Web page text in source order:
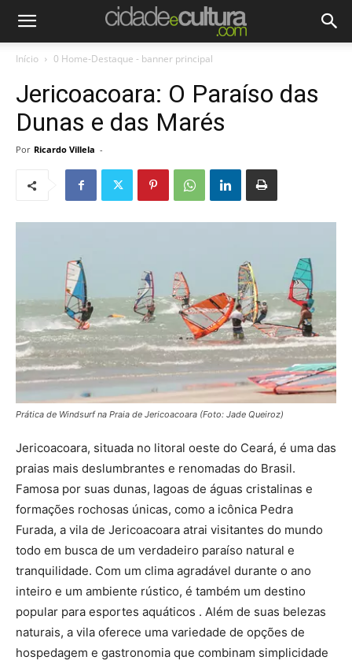
Início 0 Home-Destaque - banner principal
Jericoacoara: O Paraíso das
Dunas e das Marés
Por Ricardo Villela -
Prática de Windsurf na Praia de Jericoacoara (Foto: Jade Queiroz)
Jericoacoara, situada no litoral oeste do Ceará, é uma das
praias mais deslumbrantes e renomadas do Brasil.
Famosa por suas dunas, lagoas de águas cristalinas e
formações rochosas únicas, como a icônica Pedra
Furada, a vila de Jericoacoara atrai visitantes do mundo
todo em busca de um verdadeiro paraíso natural e
tranquilidade. Com um clima agradável durante o ano
inteiro e um ambiente rústico, é também um destino
popular para esportes aquáticos . Além de suas belezas
naturais, a vila oferece uma variedade de opções de
hospedagem e gastronomia que combinam simplicidade